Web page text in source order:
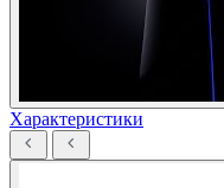
Характеристики